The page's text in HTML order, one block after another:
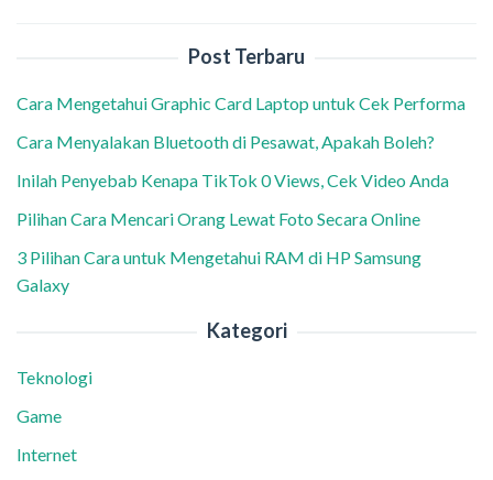
Post Terbaru
Cara Mengetahui Graphic Card Laptop untuk Cek Performa
Cara Menyalakan Bluetooth di Pesawat, Apakah Boleh?
Inilah Penyebab Kenapa TikTok 0 Views, Cek Video Anda
Pilihan Cara Mencari Orang Lewat Foto Secara Online
3 Pilihan Cara untuk Mengetahui RAM di HP Samsung
Galaxy
Kategori
Teknologi
Game
Internet